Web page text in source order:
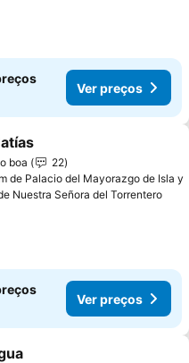
Ver preços
aos favoritos
boa
22
de Palacio del Mayorazgo de Isla y
Nuestra Señora del Torrentero
Ver preços